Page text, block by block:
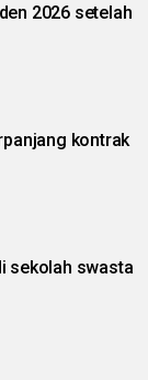
2026 setelah
sekolah swasta